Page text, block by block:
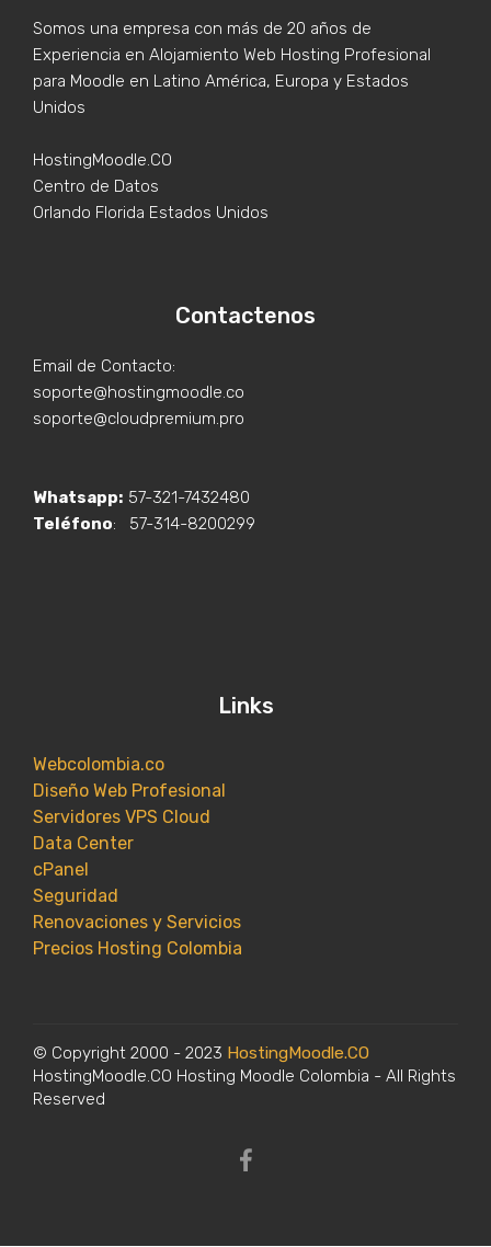
Somos una empresa con más de 20 años de
Experiencia en Alojamiento Web Hosting Profesional
para Moodle en Latino América, Europa y Estados
Unidos
HostingMoodle.CO
Centro de Datos
Orlando Florida Estados Unidos
Contactenos
Email de Contacto:
soporte@hostingmoodle.co
soporte@cloudpremium.pro
Whatsapp: 57-321-7432480
Teléfono: 57-314-8200299
Links
Webcolombia.co
Diseño Web Profesional
Servidores VPS Cloud
Data Center
cPanel
Seguridad
Renovaciones y Servicios
Precios Hosting Colombia
© Copyright 2000 - 2023 HostingMoodle.CO
HostingMoodle.CO Hosting Moodle Colombia - All Rights
Reserved